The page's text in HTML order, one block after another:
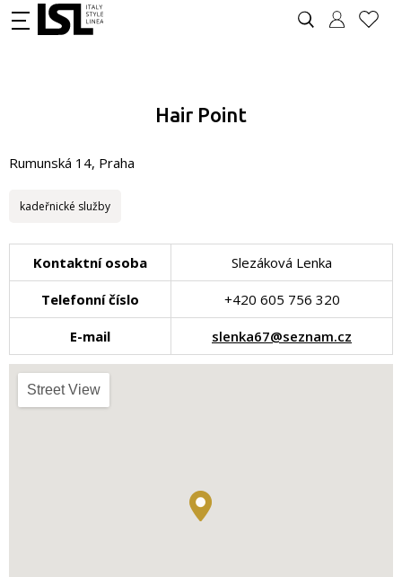
Hair Point
Rumunská 14, Praha
kadeřnické služby
Kontaktní osoba Slezáková Lenka
Telefonní číslo +420 605 756 320
E-mail slenka67@seznam.cz
Street View